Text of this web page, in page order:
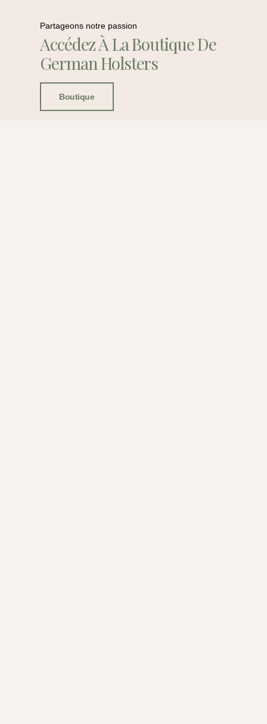
Partageons notre passion
Accédez À La Boutique De
German Holsters
Boutique